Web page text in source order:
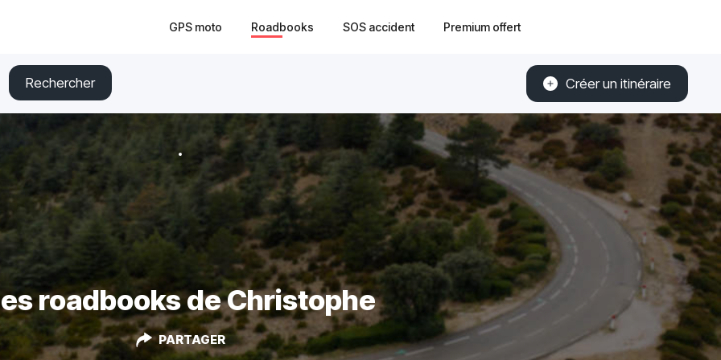
GPS moto Roadbooks SOS accident Premium offert
Rechercher Créer un itinéraire
roadbooks de Christophe
PARTAGER